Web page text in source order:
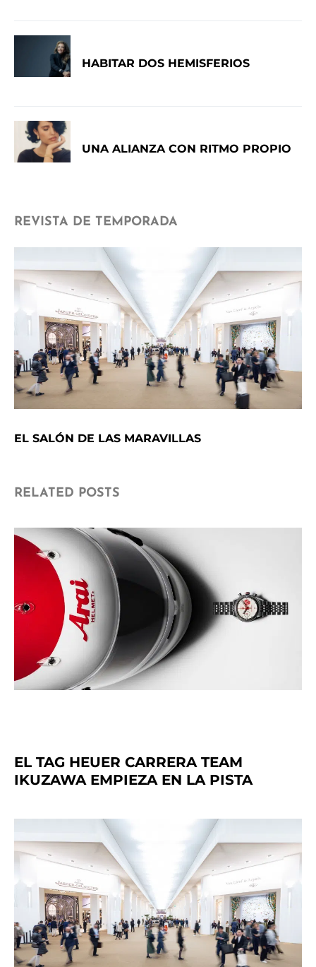
HABITAR DOS HEMISFERIOS
UNA ALIANZA CON RITMO PROPIO
REVISTA DE TEMPORADA
EL SALÓN DE LAS MARAVILLAS
RELATED POSTS
EL TAG HEUER CARRERA TEAM
IKUZAWA EMPIEZA EN LA PISTA